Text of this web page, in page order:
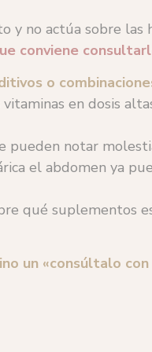
y no actúa sobre las
conviene
o
en dosis
pueden notar
el abdomen ya
qué suplementos
un «consúltalo